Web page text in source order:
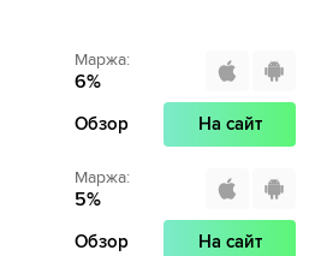
Маржа:
6%
Обзор На сайт
Маржа:
5%
Обзор На сайт